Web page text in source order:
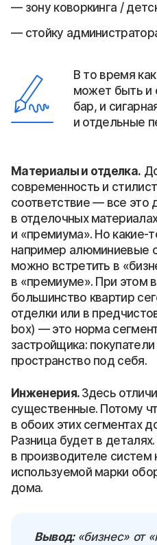
зону коворкинга /
стойку
В то время
может быть и
бар, и
и отдельные
Материалы и отделка.
современность и
соответствие — все это
в отделочных
и «премиума». Но какие-
например алюминиевые
можно встретить в
в «премиуме». При этом
большинство квартир
отделки или в
box) — это норма
застройщика:
пространство под себя.
Инженерия. Здесь
существенные. Потому
в обоих этих сегментах
Разница будет в
в производителе систем
используемой марки
дома.
Вывод: «бизнес» от